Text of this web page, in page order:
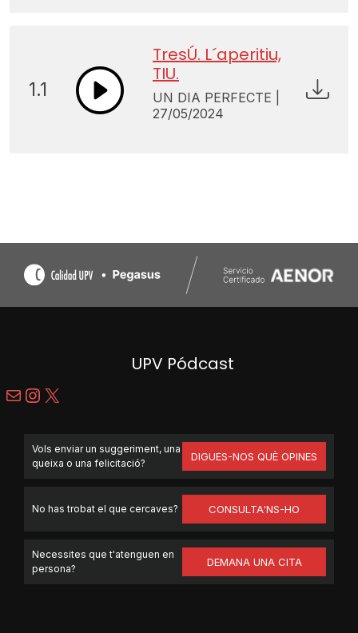
1.1
TresÚ. L´aperitiu,
TIU.
UN DIA PERFECTE |
27/05/2024
UPV Pódcast
MailInstagram
X
Vols enviar un suggeriment, una
queixa o una felicitació?
DIGUES-NOS QUÈ OPINES
No has trobat el que cercaves? CONSULTA'NS-HO
Necessites que t'atenguen en
persona?
DEMANA UNA CITA